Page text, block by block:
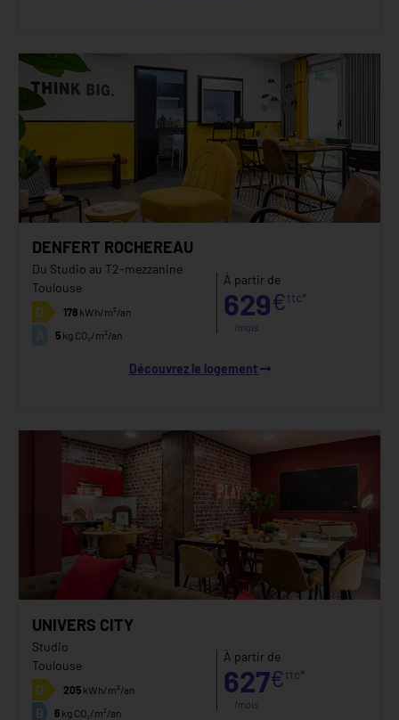
DENFERT ROCHEREAU
Du Studio au T2-mezzanine
Toulouse
D 178kWh/m²/an
5kg CO₂/m²/an
À partir de
629€ttc*
/mois
Découvrez le logement
UNIVERS CITY
Studio
Toulouse
D 205kWh/m²/an
6kg CO₂/m²/an
À partir de
627€ttc*
/mois